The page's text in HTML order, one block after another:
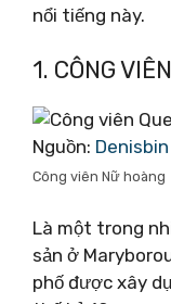
nổi tiếng này.
1. CÔNG
Nguồn:
Công viên Nữ hoàng
Là một trong
sản ở
phố được xây